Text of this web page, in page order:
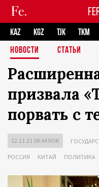
KAZ KGZ TJK TKM
НОВОСТИ
СТАТЬИ
призвала
порвать с
12.11.21 08:44 MSK
РОССИЯ КИТАЙ ПОЛИТИКА